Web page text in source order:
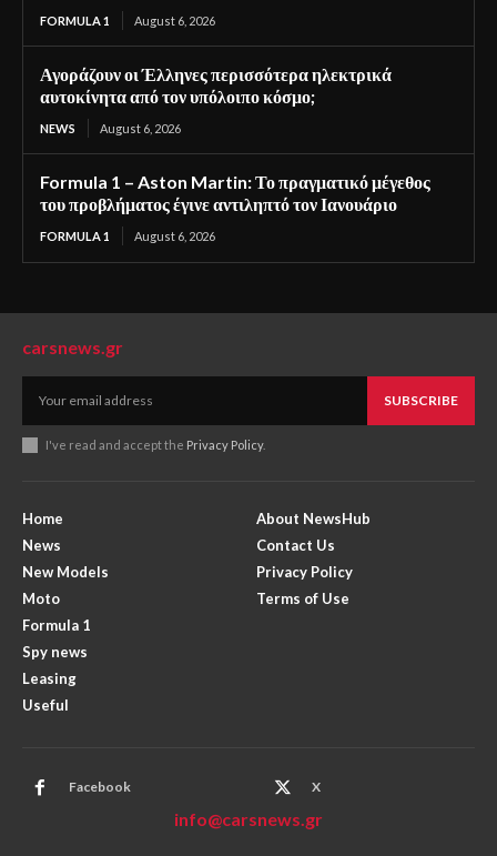
FORMULA 1 August 6, 2026
Αγοράζουν οι Έλληνες περισσότερα ηλεκτρικά
αυτοκίνητα από τον υπόλοιπο κόσμο;
NEWS August 6, 2026
Formula 1 – Aston Martin: Το πραγματικό μέγεθος
του προβλήματος έγινε αντιληπτό τον Ιανουάριο
FORMULA 1 August 6, 2026
carsnews.gr
SUBSCRIBE
I've read and accept the Privacy Policy.
Home
News
New Models
Moto
Formula 1
Spy news
Leasing
Useful
About NewsHub
Contact Us
Privacy Policy
Terms of Use
Facebook X
info@carsnews.gr